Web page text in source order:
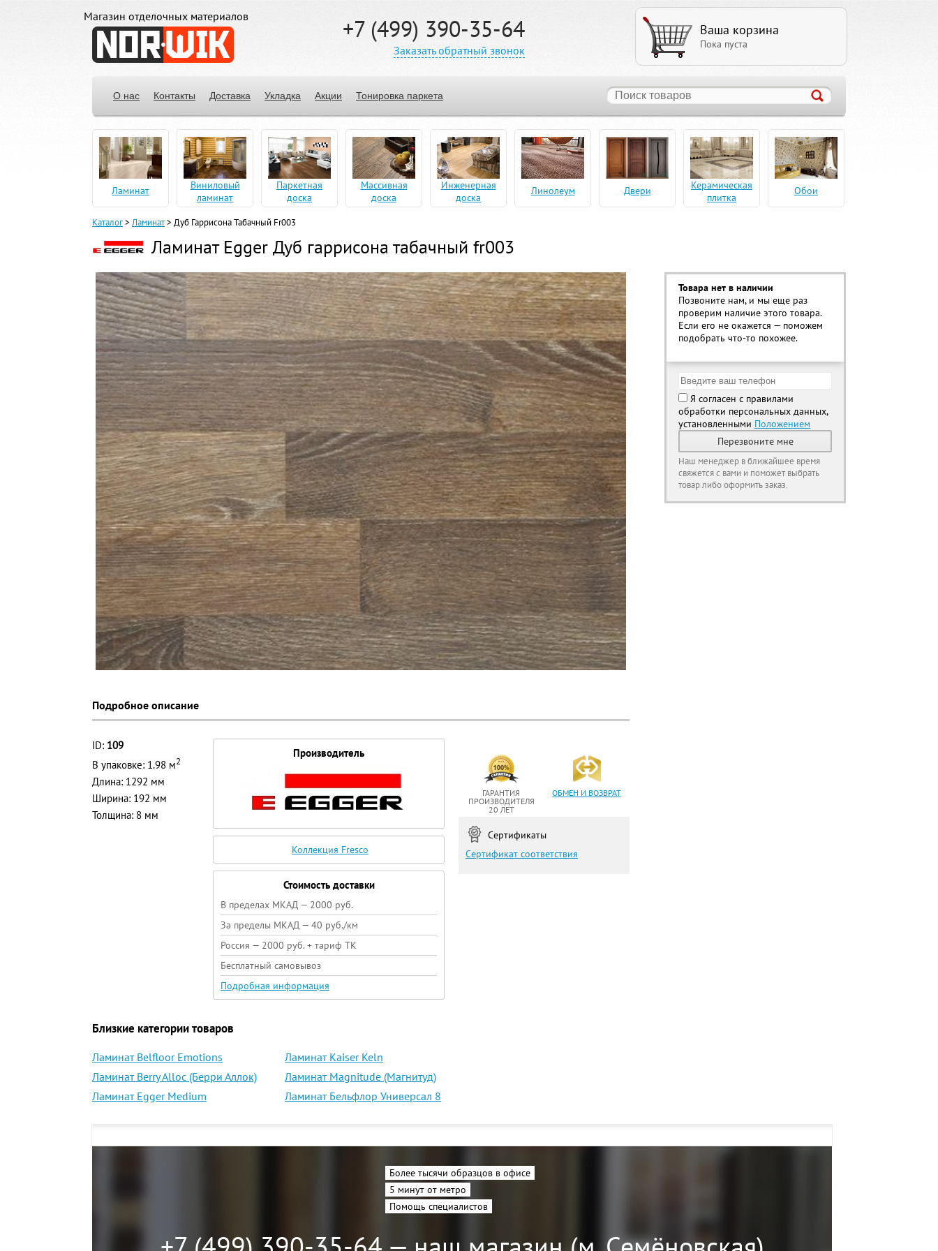
Магазин отделочных материалов +7 (499) 390-35-64
Заказать обратный звонок
Ваша корзина
Пока пуста
О нас Контакты Доставка Укладка Акции Тонировка паркета
Ламинат
Виниловый
ламинат
Паркетная
доска
Массивная
доска
Инженерная
доска
Линолеум Двери
Керамическая
плитка
Обои
Каталог> Ламинат> Дуб Гаррисона Табачный Fr003
Ламинат Egger Дуб гаррисона табачный fr003
Товара нет в наличии
Позвоните нам, и мы еще раз
проверим наличие этого товара.
Если его не окажется — поможем
подобрать что-то похожее.
Я согласен с правилами
обработки персональных данных,
установленными Положением
Перезвоните мне
Наш менеджер в ближайшее время
свяжется с вами и поможет выбрать
товар либо оформить заказ.
Подробное описание
ID: 109
В упаковке: 1.98 м2
Длина: 1292 мм
Ширина: 192 мм
Толщина: 8 мм
Производитель
Коллекция Fresco
Стоимость доставки
В пределах МКАД — 2000 руб.
За пределы МКАД — 40 руб./км
Россия — 2000 руб. + тариф ТК
Бесплатный самовывоз
Подробная информация
ГАРАНТИЯ
ПРОИЗВОДИТЕЛЯ
20 ЛЕТ
ОБМЕН И ВОЗВРАТ
Сертификаты
Сертификат соответствия
Близкие категории товаров
Ламинат Belfloor Emotions
Ламинат Berry Alloc (Берри Аллок)
Ламинат Egger Medium
Ламинат Kaiser Keln
Ламинат Magnitude (Магнитуд)
Ламинат Бельфлор Универсал 8
Более тысячи образцов в офисе
5 минут от метро
Помощь специалистов